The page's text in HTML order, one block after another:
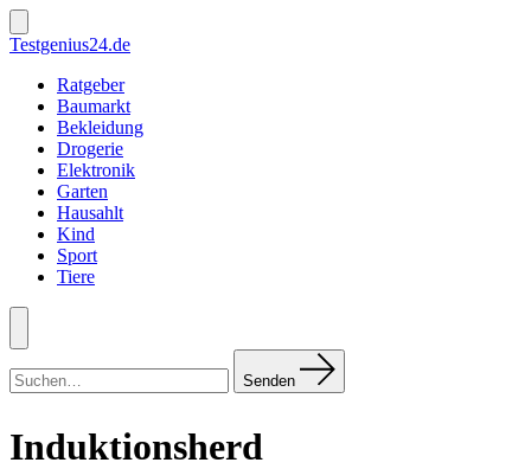
Zum
Inhalt
springen
Suche
ein-/ausblenden
Testgenius24.de
Ratgeber
Baumarkt
Bekleidung
Drogerie
Elektronik
Garten
Hausahlt
Kind
Sport
Tiere
Menü
nach:
Senden
Induktionsherd